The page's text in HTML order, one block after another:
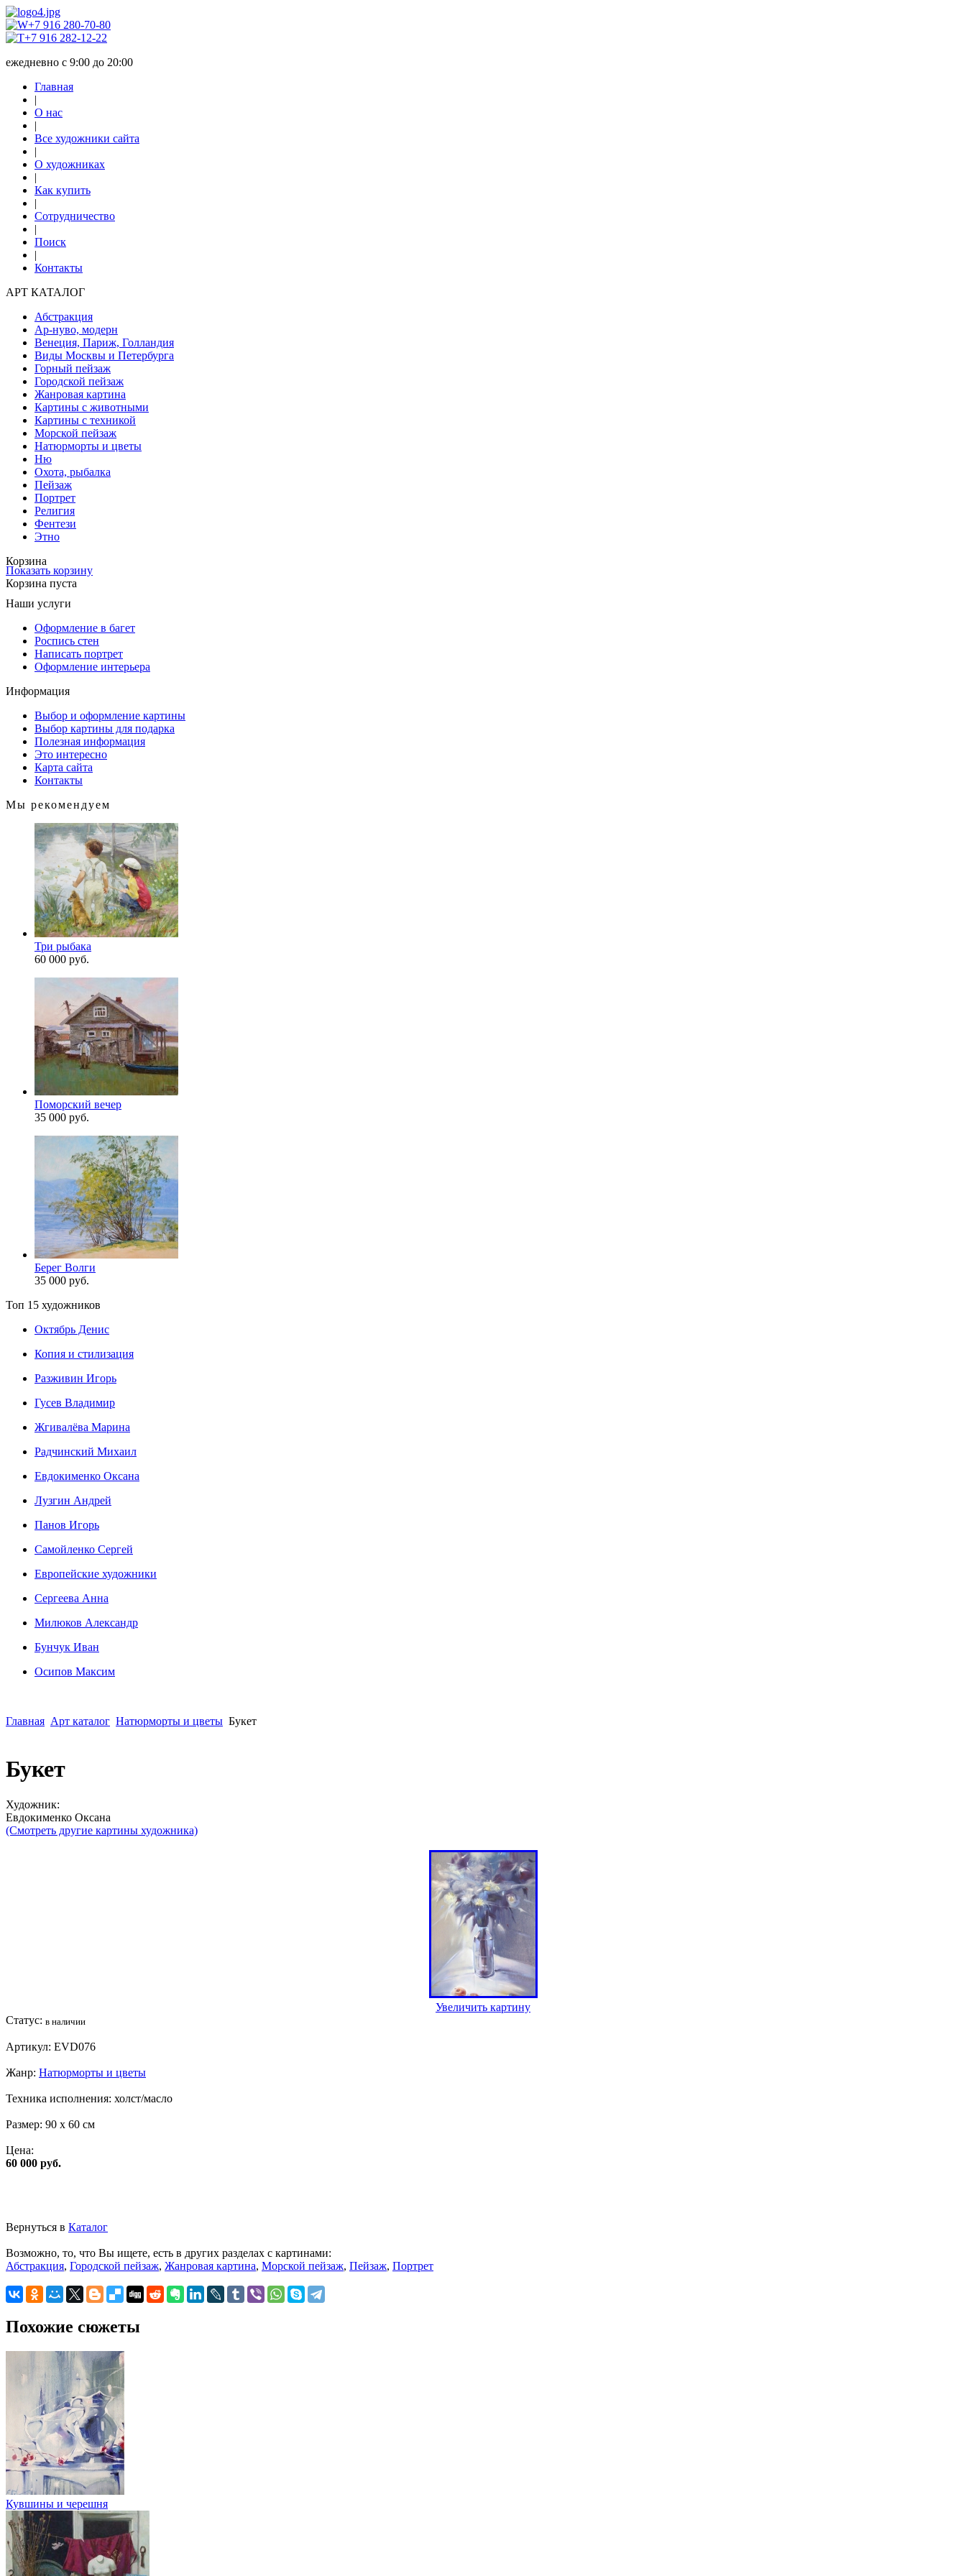
+7 916 280-70-80
+7 916 282-12-22
ежедневно с 9:00 до 20:00
Главная
|
О нас
|
Все художники сайта
|
О художниках
|
Как купить
|
Сотрудничество
|
Поиск
|
Контакты
АРТ КАТАЛОГ
Абстракция
Ар-нуво, модерн
Венеция, Париж, Голландия
Виды Москвы и Петербурга
Горный пейзаж
Городской пейзаж
Жанровая картина
Картины с животными
Картины с техникой
Морской пейзаж
Натюрморты и цветы
Ню
Охота, рыбалка
Пейзаж
Портрет
Религия
Фентези
Этно
Корзина
Показать корзину
Корзина пуста
Наши услуги
Оформление в багет
Роспись стен
Написать портрет
Оформление интерьера
Информация
Выбор и оформление картины
Выбор картины для подарка
Полезная информация
Это интересно
Карта сайта
Контакты
Мы рекомендуем
Три рыбака
60 000 руб.
Поморский вечер
35 000 руб.
Берег Волги
35 000 руб.
Топ 15 художников
Октябрь Денис
Копия и стилизация
Разживин Игорь
Гусев Владимир
Жгивалёва Марина
Радчинский Михаил
Евдокименко Оксана
Лузгин Андрей
Панов Игорь
Сaмoйленко Сергей
Европейские художники
Сергеева Анна
Милюков Александр
Бунчук Иван
Осипoв Максим
Главная Арт каталог Натюрморты и цветы Букет
Букет
Художник:
Евдокименко Оксана
(Смотреть другие картины художника)
Увеличить картину
Статус: в наличии
Артикул: EVD076
Жанр: Натюрморты и цветы
Техника исполнения: холст/масло
Размер: 90 x 60 см
Цена:
60 000 руб.
Вернуться в Каталог
Возможно, то, что Вы ищете, есть в других разделах с картинами:
Абстракция, Городской пейзаж, Жанровая картина, Морской пейзаж, Пейзаж, Портрет
Похожие сюжеты
Кувшины и черешня